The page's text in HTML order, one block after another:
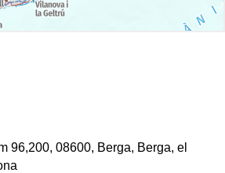
96,200, 08600, Berga, Berga, el